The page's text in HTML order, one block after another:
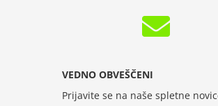
VEDNO OBVEŠČENI
Prijavite se na naše spletne